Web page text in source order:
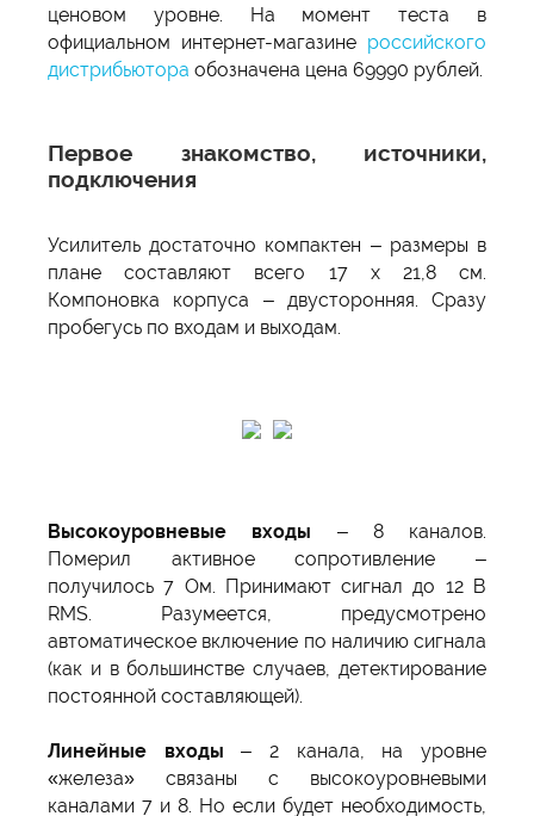
ценовом уровне. На момент теста в
официальном интернет-магазине российского
дистрибьютора обозначена цена 69990 рублей.
Первое знакомство, источники,
подключения
Усилитель достаточно компактен – размеры в
плане составляют всего 17 х 21,8 см.
Компоновка корпуса – двусторонняя. Сразу
пробегусь по входам и выходам.
Высокоуровневые входы – 8 каналов.
Померил активное сопротивление –
получилось 7 Ом. Принимают сигнал до 12 В
RMS. Разумеется, предусмотрено
автоматическое включение по наличию сигнала
(как и в большинстве случаев, детектирование
постоянной составляющей).
Линейные входы – 2 канала, на уровне
«железа» связаны с высокоуровневыми
каналами 7 и 8. Но если будет необходимость,